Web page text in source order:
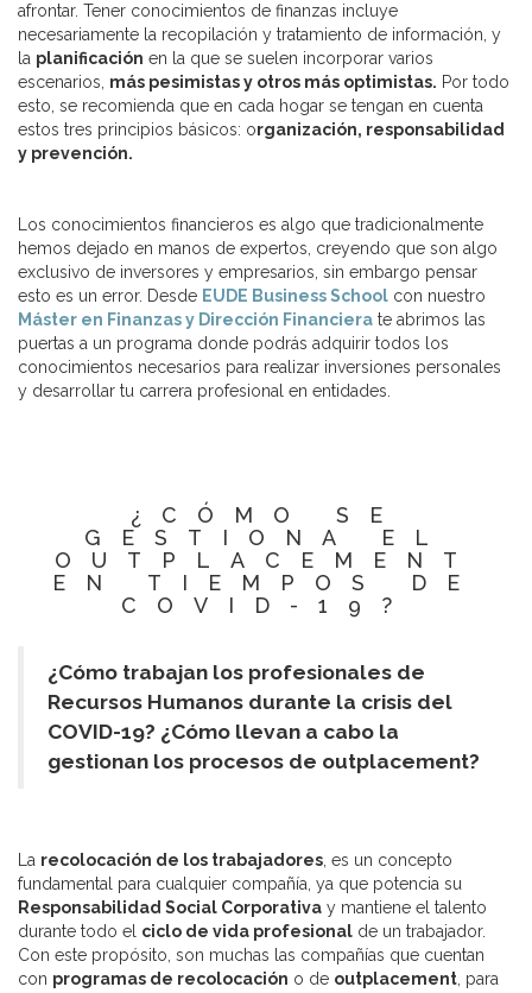
afrontar. Tener conocimientos de finanzas incluye
necesariamente la recopilación y tratamiento de información, y
la planificación en la que se suelen incorporar varios
escenarios, más pesimistas y otros más optimistas. Por todo
esto, se recomienda que en cada hogar se tengan en cuenta
estos tres principios básicos: organización, responsabilidad
y prevención.
Los conocimientos financieros es algo que tradicionalmente
hemos dejado en manos de expertos, creyendo que son algo
exclusivo de inversores y empresarios, sin embargo pensar
esto es un error. Desde EUDE Business School con nuestro
Máster en Finanzas y Dirección Financiera te abrimos las
puertas a un programa donde podrás adquirir todos los
conocimientos necesarios para realizar inversiones personales
y desarrollar tu carrera profesional en entidades.
¿CÓMO SE
GESTIONA EL
OUTPLACEMENT
EN TIEMPOS DE
COVID-19?
¿Cómo trabajan los profesionales de
Recursos Humanos durante la crisis del
COVID-19? ¿Cómo llevan a cabo la
gestionan los procesos de outplacement?
La recolocación de los trabajadores, es un concepto
fundamental para cualquier compañía, ya que potencia su
Responsabilidad Social Corporativa y mantiene el talento
durante todo el ciclo de vida profesional de un trabajador.
Con este propósito, son muchas las compañías que cuentan
con programas de recolocación o de outplacement, para